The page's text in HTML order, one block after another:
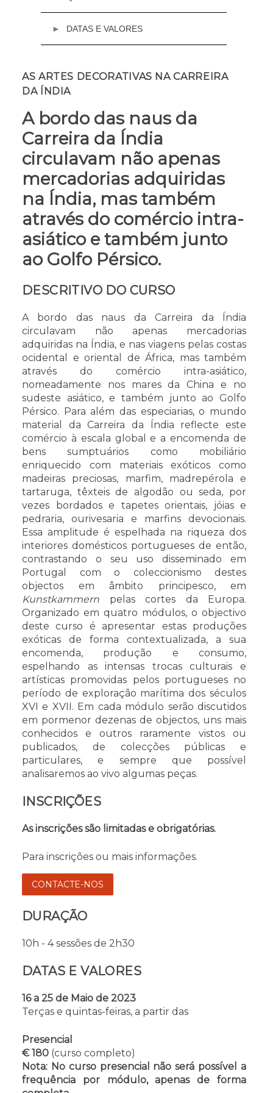
Email:academia@cml.pt
DATAS E VALORES
Terças e quintas-feiras, a partir das 19h
Valor
Presencial
€ 180 (curso completo)
Nota: No curso presencial não será possível a
frequência por módulo, apenas de forma
completa.
Online
€ 100 (curso completo)
€ 30 (por módulo)
Pacote Curso Completo de Artes Decorativas
na Carreira da Índia + Mobiliário Lusíada
Presencial
Online
€ 180
AS ARTES DECORATIVAS NA CARREIRA
DA ÍNDIA
A bordo das naus da
Carreira da Índia
circulavam não apenas
mercadorias adquiridas
na Índia, mas também
através do comércio intra-
asiático e também junto
ao Golfo Pérsico.
DESCRITIVO DO CURSO
A bordo das naus da Carreira da Índia
circulavam não apenas mercadorias
adquiridas na Índia, e nas viagens pelas costas
ocidental e oriental de África, mas também
através do comércio intra-asiático,
nomeadamente nos mares da China e no
sudeste asiático, e também junto ao Golfo
Pérsico. Para além das especiarias, o mundo
material da Carreira da Índia reflecte este
comércio à escala global e a encomenda de
bens sumptuários como mobiliário
enriquecido com materiais exóticos como
madeiras preciosas, marfim, madrepérola e
tartaruga, têxteis de algodão ou seda, por
vezes bordados e tapetes orientais, jóias e
pedraria, ourivesaria e marfins devocionais.
Essa amplitude é espelhada na riqueza dos
interiores domésticos portugueses de então,
contrastando o seu uso disseminado em
Portugal com o coleccionismo destes
objectos em âmbito principesco, em
Kunstkammern pelas cortes da Europa.
Organizado em quatro módulos, o objectivo
deste curso é apresentar estas produções
exóticas de forma contextualizada, a sua
encomenda, produção e consumo,
espelhando as intensas trocas culturais e
artísticas promovidas pelos portugueses no
período de exploração marítima dos séculos
XVI e XVII. Em cada módulo serão discutidos
em pormenor dezenas de objectos, uns mais
conhecidos e outros raramente vistos ou
publicados, de colecções públicas e
particulares, e sempre que possível
analisaremos ao vivo algumas peças.
INSCRIÇÕES
As inscrições são limitadas e obrigatórias.
Para inscrições ou mais informações.
CONTACTE-NOS
DURAÇÃO
10h - 4 sessões de 2h30
DATAS E VALORES
16 a 25 de Maio de 2023
Terças e quintas-feiras, a partir das
Presencial
€ 180 (curso completo)
Nota: No curso presencial não será possível a
frequência por módulo, apenas de forma